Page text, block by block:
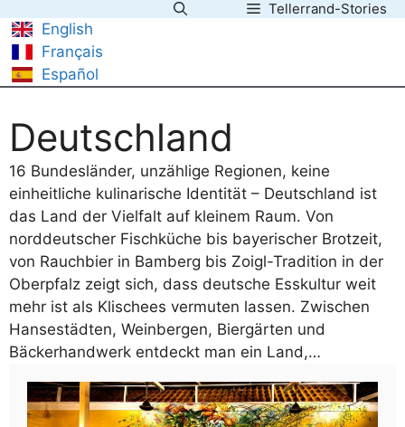
Inhalt
springen
Tellerrand-Stories
English
Français
Español
Deutschland
16 Bundesländer, unzählige Regionen, keine
einheitliche kulinarische Identität – Deutschland ist
das Land der Vielfalt auf kleinem Raum. Von
norddeutscher Fischküche bis bayerischer Brotzeit,
von Rauchbier in Bamberg bis Zoigl-Tradition in der
Oberpfalz zeigt sich, dass deutsche Esskultur weit
mehr ist als Klischees vermuten lassen. Zwischen
Hansestädten, Weinbergen, Biergärten und
Bäckerhandwerk entdeckt man ein Land,…